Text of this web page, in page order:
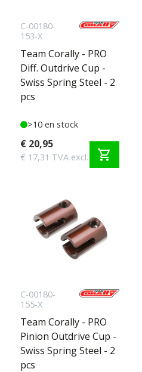
C-00180-
153-X
Team Corally - PRO
Diff. Outdrive Cup -
Swiss Spring Steel - 2
pcs
>10 en stock
€ 20,95
€ 17,31 TVA excl. shopping_cart
C-00180-
155-X
Team Corally - PRO
Pinion Outdrive Cup -
Swiss Spring Steel - 2
pcs